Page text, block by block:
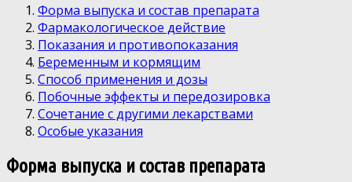
Форма выпуска и состав препарата
Фармакологическое действие
Показания и противопоказания
Беременным и кормящим
Способ применения и дозы
Побочные эффекты и передозировка
Сочетание с другими лекарствами
Особые указания
Форма выпуска и состав препарата